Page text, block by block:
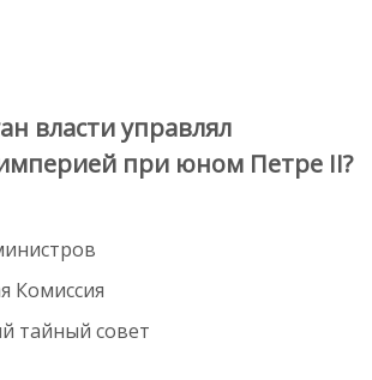
власти управлял
при юном Петре II?
Комиссия
тайный совет